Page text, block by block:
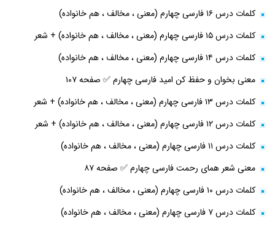
کلمات درس ۱۶ فارسی چهارم (معنی ، مخالف ، هم خانواده)
کلمات درس ۱۵ فارسی چهارم (معنی ، مخالف ، هم خانواده) + شعر
کلمات درس ۱۴ فارسی چهارم (معنی ، مخالف ، هم خانواده)
معنی بخوان و حفظ کن امید فارسی چهارم ✅ صفحه ۱۰۷
کلمات درس ۱۳ فارسی چهارم (معنی ، مخالف ، هم خانواده) + شعر
کلمات درس ۱۲ فارسی چهارم (معنی ، مخالف ، هم خانواده) + شعر
کلمات درس ۱۱ فارسی چهارم (معنی ، مخالف ، هم خانواده)
معنی شعر همای رحمت فارسی چهارم ✅ صفحه ۸۷
کلمات درس ۱۰ فارسی چهارم (معنی ، مخالف ، هم خانواده)
کلمات درس ۷ فارسی چهارم (معنی ، مخالف ، هم خانواده)